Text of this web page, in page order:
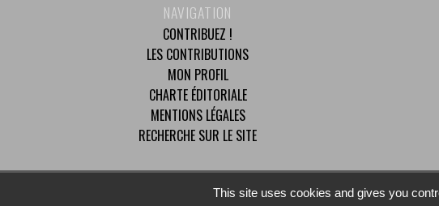
NAVIGATION
CONTRIBUEZ !
LES CONTRIBUTIONS
MON PROFIL
CHARTE ÉDITORIALE
MENTIONS LÉGALES
RECHERCHE SUR LE SITE
© 2025 Mouvement Démocrate - Tous droits réservés
This site uses cookies and gives you